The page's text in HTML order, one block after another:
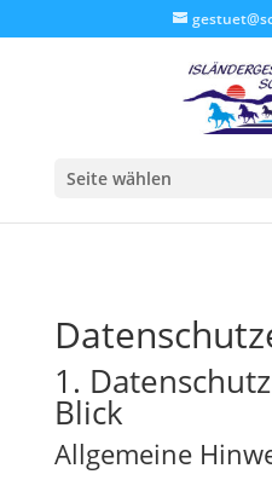
Seite wählen
1.
Blick
Allgemeine